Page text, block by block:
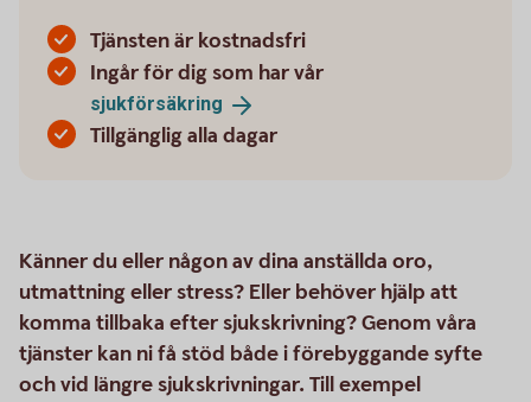
Tjänsten är kostnadsfri
Ingår för dig som har vår
sjukförsäkring
Tillgänglig alla dagar
Känner du eller någon av dina anställda oro,
utmattning eller stress? Eller behöver hjälp att
komma tillbaka efter sjukskrivning? Genom våra
tjänster kan ni få stöd både i förebyggande syfte
och vid längre sjukskrivningar. Till exempel